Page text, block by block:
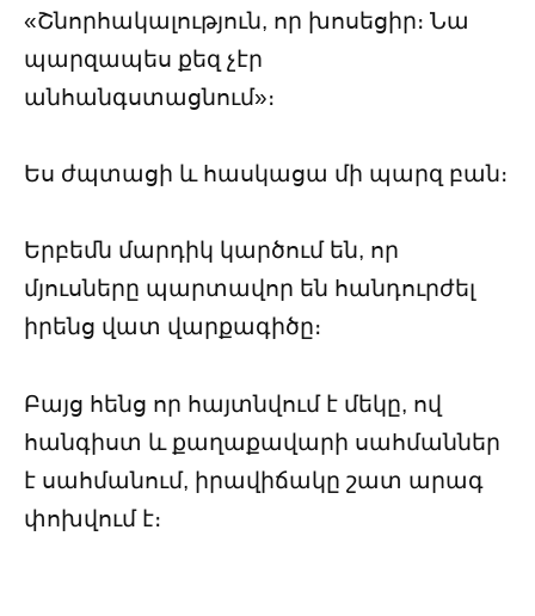
«Շնորհակալություն, որ խոսեցիր։ Նա
պարզապես քեզ չէր
անհանգստացնում»։
Ես ժպտացի և հասկացա մի պարզ բան։
Երբեմն մարդիկ կարծում են, որ
մյուսները պարտավոր են հանդուրժել
իրենց վատ վարքագիծը։
Բայց հենց որ հայտնվում է մեկը, ով
հանգիստ և քաղաքավարի սահմաններ
է սահմանում, իրավիճակը շատ արագ
փոխվում է։